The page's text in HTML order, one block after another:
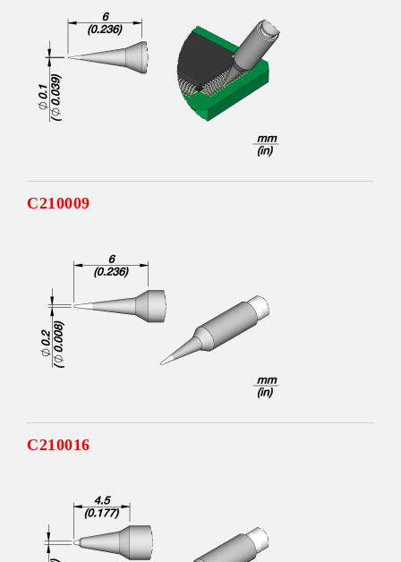
C210009
C210016